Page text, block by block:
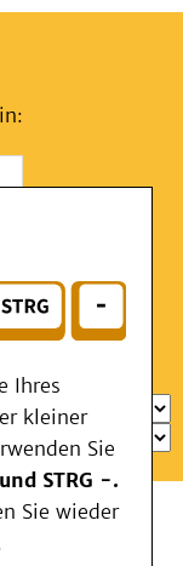
Ihres
kleiner
Sie
STRG -.
Sie wieder
(KIM)